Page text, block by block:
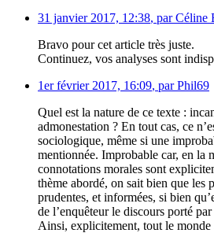
31 janvier 2017, 12:38, parCéline
Bravo pour cet article très juste.
Continuez, vos analyses sont
1er février 2017, 16:09, parPhil69
Quel est la nature de ce texte :
admonestation ? En tout cas, ce
sociologique, même si une
mentionnée. Improbable car, en la
connotations morales sont
thème abordé, on sait bien que les
prudentes, et informées, si bien
de l’enquêteur le discours porté
Ainsi, explicitement, tout le monde